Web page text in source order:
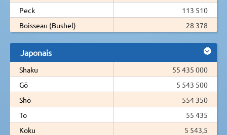
Peck
113 510
Boisseau (Bushel)
28 378
Japonais
Shaku
55 435 000
Gō
5 543 500
Shō
554 350
To
55 435
Koku
5 543,5